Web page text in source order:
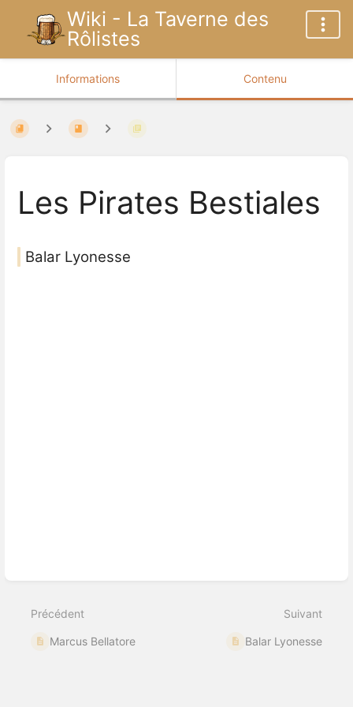
Wiki - La Taverne des
Rôlistes
Informations Contenu
Les Pirates Bestiales
Balar Lyonesse
Précédent
Marcus Bellatore
Suivant
Balar Lyonesse